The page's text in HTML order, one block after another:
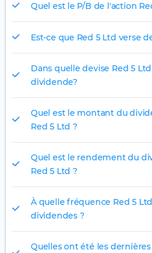
Quel est le P/B de l'action
Est-ce que Red 5 Ltd verse
Dans quelle devise Red 5
dividende?
Quel est le montant du
Red 5 Ltd ?
Quel est le rendement du
Red 5 Ltd ?
À quelle fréquence Red 5
dividendes ?
Quelles ont été les